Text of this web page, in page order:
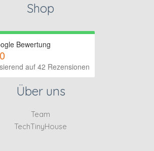
Shop
Bewertung
auf 42 Rezensionen
Über uns
Team
TechTinyHouse